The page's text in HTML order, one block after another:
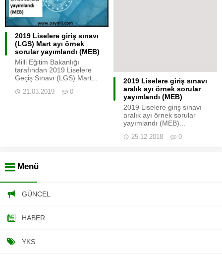
2019 Liselere giriş sınavı
(LGS) Mart ayı örnek
sorular yayımlandı (MEB)
Milli Eğitim Bakanlığı
tarafından 2019 Liselere
Geçiş Sınavı (LGS) Mart...
21.03.2019 0
2019 Liselere giriş sınavı
aralık ayı örnek sorular
yayımlandı (MEB)
2019 Liselere giriş sınavı
aralık ayı örnek sorular
yayımlandı (MEB)...
25.12.2018 0
Menü
GÜNCEL
HABER
YKS